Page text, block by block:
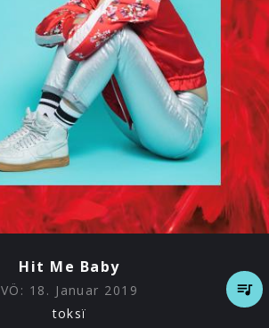
Hit Me Baby
VÖ: 18. Januar 2019
toksï